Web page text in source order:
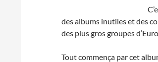
des albums inutiles et des
des plus gros groupes
Tout commença par cet